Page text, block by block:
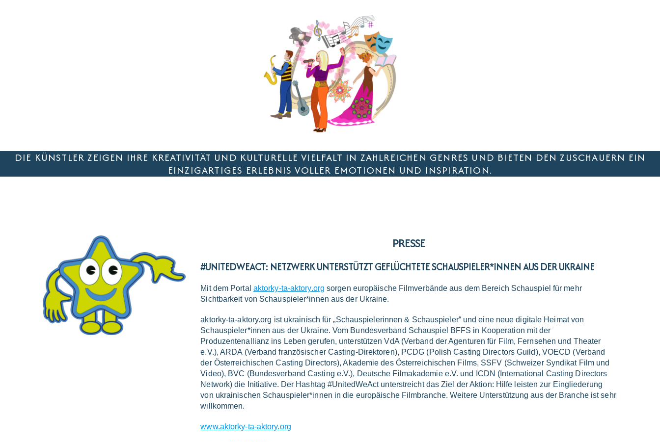
DIE KÜNSTLER ZEIGEN IHRE KREATIVITÄT UND KULTURELLE VIELFALT IN ZAHLREICHEN GENRES UND BIETEN DEN ZUSCHAUERN EIN
EINZIGARTIGES ERLEBNIS VOLLER EMOTIONEN UND INSPIRATION.
PRESSE
#UNITEDWEACT: NETZWERK UNTERSTÜTZT GEFLÜCHTETE SCHAUSPIELER*INNEN AUS DER UKRAINE
Mit dem Portal aktorky-ta-aktory.org sorgen europäische Filmverbände aus dem Bereich Schauspiel für mehr
Sichtbarkeit von Schauspieler*innen aus der Ukraine.
aktorky-ta-aktory.org ist ukrainisch für „Schauspielerinnen & Schauspieler“ und eine neue digitale Heimat von
Schauspieler*innen aus der Ukraine. Vom Bundesverband Schauspiel BFFS in Kooperation mit der
Produzentenallianz ins Leben gerufen, unterstützen VdA (Verband der Agenturen für Film, Fernsehen und Theater
e.V.), ARDA (Verband französischer Casting-Direktoren), PCDG (Polish Casting Directors Guild), VOECD (Verband
der Österreichischen Casting Directors), Akademie des Österreichischen Films, SSFV (Schweizer Syndikat Film und
Video), BVC (Bundesverband Casting e.V.), Deutsche Filmakademie e.V. und ICDN (International Casting Directors
Network) die Initiative. Der Hashtag #UnitedWeAct unterstreicht das Ziel der Aktion: Hilfe leisten zur Eingliederung
von ukrainischen Schauspieler*innen in die europäische Filmbranche. Weitere Unterstützung aus der Branche ist sehr
willkommen.
www.aktorky-ta-aktory.org